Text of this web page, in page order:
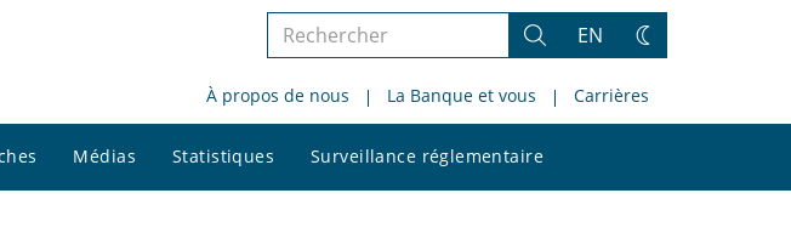
Rechercher
le
site
Rechercher
EN
Changez
thème
À propos de nous La Banque et vous Carrières
Médias Statistiques Surveillance réglementaire
le